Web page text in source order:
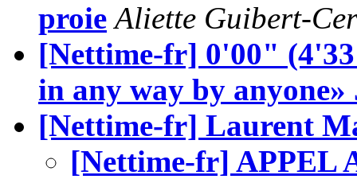
proie Aliette Guibert-
[Nettime-fr] 0'00"
in any way by anyone»
[Nettime-fr] Laurent
[Nettime-fr] APPEL